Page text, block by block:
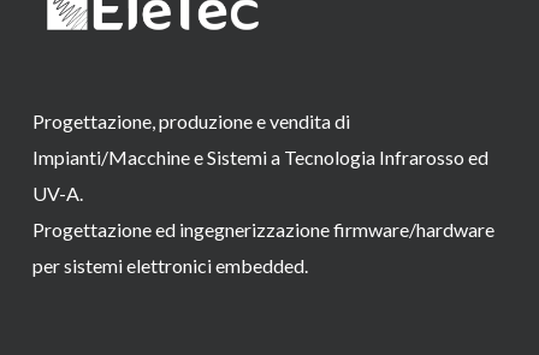
Progettazione, produzione e vendita di
Impianti/Macchine e Sistemi a Tecnologia Infrarosso ed
UV-A.
Progettazione ed ingegnerizzazione firmware/hardware
per sistemi elettronici embedded.